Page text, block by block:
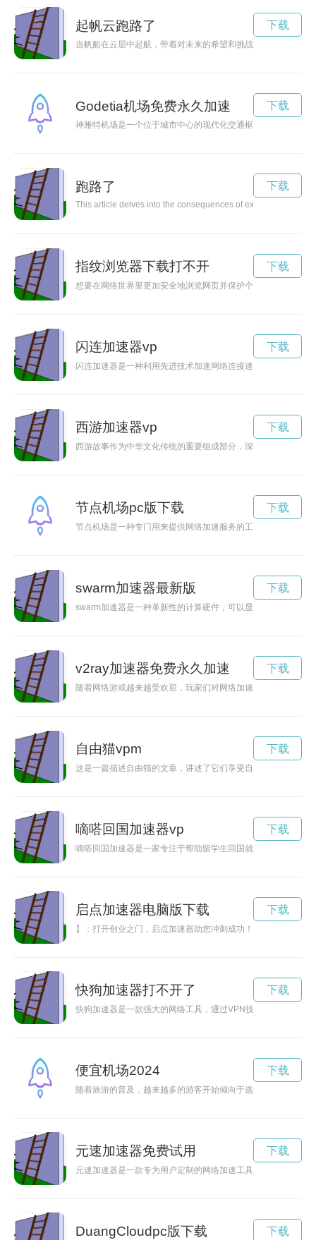
起帆云跑路了
当帆船在云层中起航，带着对未来的希望和挑战，启程开始了。
下载
Godetia机场免费永久加速
神雅特机场是一个位于城市中心的现代化交通枢纽，为前来往
下载
跑路了
This article delves into the consequences of excessive social
下载
指纹浏览器下载打不开
想要在网络世界里更加安全地浏览网页并保护个人隐私？那就
下载
闪连加速器vp
闪连加速器是一种利用先进技术加速网络连接速度的设备，能
下载
西游加速器vp
西游故事作为中华文化传统的重要组成部分，深受人们喜爱。
下载
节点机场pc版下载
节点机场是一种专门用来提供网络加速服务的工具，通过连接
下载
swarm加速器最新版
swarm加速器是一种革新性的计算硬件，可以显著提高机器学
下载
v2ray加速器免费永久加速
随着网络游戏越来越受欢迎，玩家们对网络加速器的需求也在
下载
自由猫vpm
这是一篇描述自由猫的文章，讲述了它们享受自由、逍遥快乐的
下载
嘀嗒回国加速器vp
嘀嗒回国加速器是一家专注于帮助留学生回国就业的机构，提
下载
启点加速器电脑版下载
】：打开创业之门，启点加速器助您冲刺成功！【关键词】：
下载
快狗加速器打不开了
快狗加速器是一款强大的网络工具，通过VPN技术加速网络连
下载
便宜机场2024
随着旅游的普及，越来越多的游客开始倾向于选择便宜机场作
下载
元速加速器免费试用
元速加速器是一款专为用户定制的网络加速工具，能够有效提
下载
DuangCloudpc版下载 下载